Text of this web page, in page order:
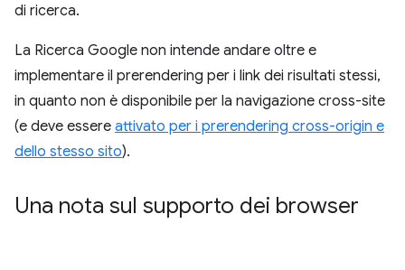
di ricerca.
La Ricerca Google non intende andare oltre e
implementare il prerendering per i link dei risultati stessi,
in quanto non è disponibile per la navigazione cross-site
(e deve essere attivato per i prerendering cross-origin e
dello stesso sito).
Una nota sul supporto dei browser